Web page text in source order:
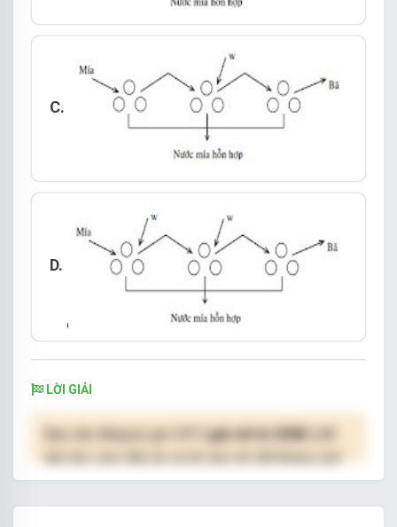
C.
D.
LỜI GIẢI
( giá chỉ từ 250K )
hạn.